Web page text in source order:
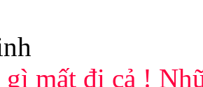
gì mất đi cả !